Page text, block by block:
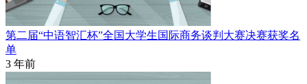
第二届“中语智汇杯”全国大学生国际商务谈判大赛决赛获奖名
单
3 年前